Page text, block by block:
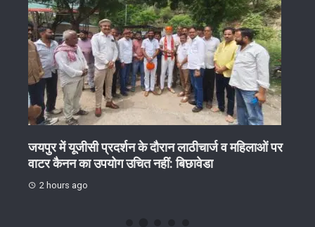
में यूजीसी प्रदर्शन के दौरान लाठीचार्ज व महिलाओं पर
कैनन का उपयोग उचित नहीं: बिछावेडा
hours ago
गुरु वंदन छात्र